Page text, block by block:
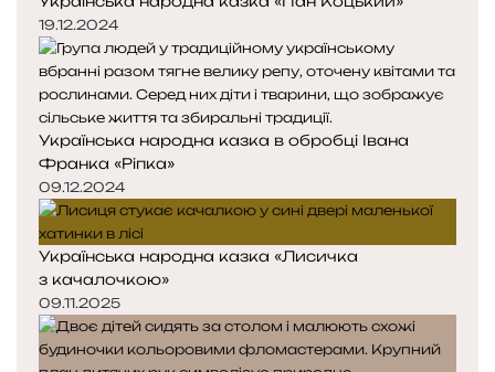
19.12.2024
Українська народна казка в обробці Івана
Франка «Ріпка»
09.12.2024
Українська народна казка «Лисичка
з качалочкою»
09.11.2025